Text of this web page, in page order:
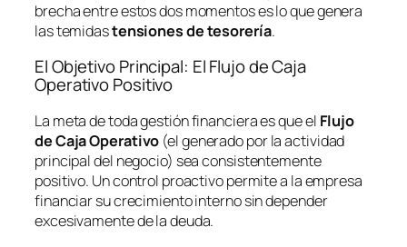
brecha entre estos dos momentos es lo que genera
las temidastensiones de tesorería.
El Objetivo Principal: El Flujo de Caja
Operativo Positivo
La meta de toda gestión financiera es que el Flujo
de Caja Operativo (el generado por la actividad
principal del negocio) sea consistentemente
positivo. Un control proactivo permite a la empresa
financiar su crecimiento interno sin depender
excesivamente de la deuda.